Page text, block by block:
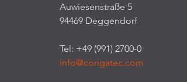
Auwiesenstraße 5
94469 Deggendorf
Tel: +49 (991) 2700-0
info@congatec.com